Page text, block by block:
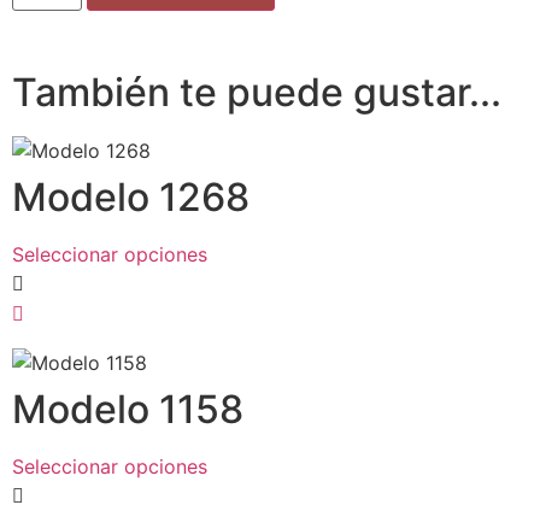
También te puede gustar...
Modelo 1268
Seleccionar opciones
Modelo 1158
Seleccionar opciones